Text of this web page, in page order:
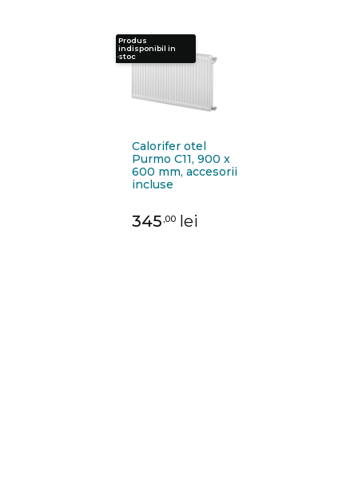
Calorifer otel
Purmo C11, 900 x
600 mm, accesorii
incluse
345 ,00 lei
Produs
indisponibil in
stoc